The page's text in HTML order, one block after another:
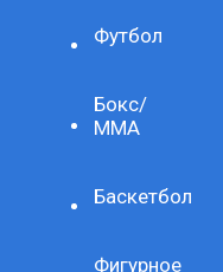
Футбол
Бокс/
ММА
Баскетбол
Фигурное